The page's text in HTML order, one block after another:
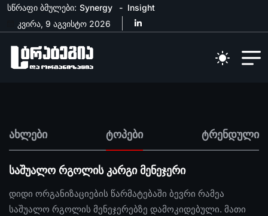
სწრაფი ბმულები: Synergy
Insight
კვირა, 9 აგვისტო 2026
ახლები ტოპები ტრენდული
საშუალო რგოლის კარგი მენეჯერი
დიდი ორგანიზაციების წარმატებაში ბევრი რამეა
საშუალო რგოლის მენეჯერებზე დამოკიდებული. მათი